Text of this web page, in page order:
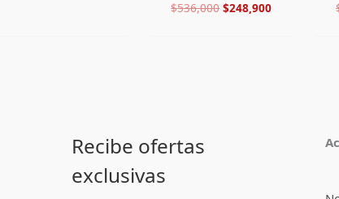
$536,000 $248,900
Recibe ofertas
exclusivas